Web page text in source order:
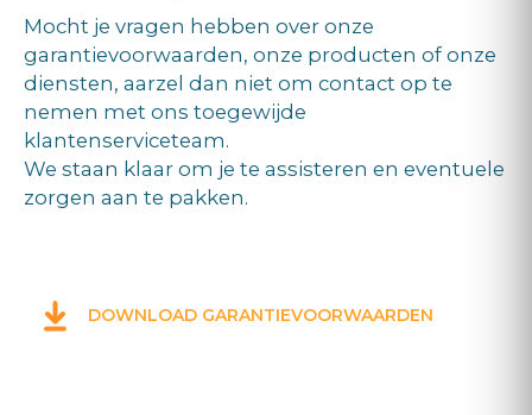
Mocht je vragen hebben over onze
garantievoorwaarden, onze producten of onze
diensten, aarzel dan niet om contact op te
nemen met ons toegewijde
klantenserviceteam.
We staan klaar om je te assisteren en eventuele
zorgen aan te pakken.
DOWNLOAD GARANTIEVOORWAARDEN